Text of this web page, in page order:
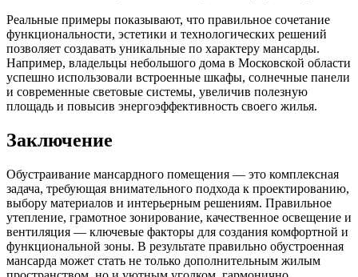
Реальные примеры показывают, что правильное сочетание
функциональности, эстетики и технологических решений
позволяет создавать уникальные по характеру мансарды.
Например, владельцы небольшого дома в Московской области
успешно использовали встроенные шкафы, солнечные панели
и современные световые системы, увеличив полезную
площадь и повысив энергоэффективность своего жилья.
Заключение
Обустраивание мансардного помещения — это комплексная
задача, требующая внимательного подхода к проектированию,
выбору материалов и интерьерным решениям. Правильное
утепление, грамотное зонирование, качественное освещение и
вентиляция — ключевые факторы для создания комфортной и
функциональной зоны. В результате правильно обустроенная
мансарда может стать не только дополнительным жилым